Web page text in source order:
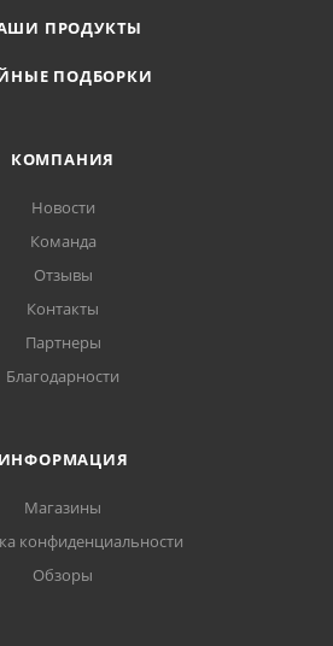
ПРОДУКТЫ
ПОДБОРКИ
КОМПАНИЯ
Новости
Команда
Отзывы
Контакты
Партнеры
Благодарности
ИНФОРМАЦИЯ
Магазины
конфиденциальности
Обзоры